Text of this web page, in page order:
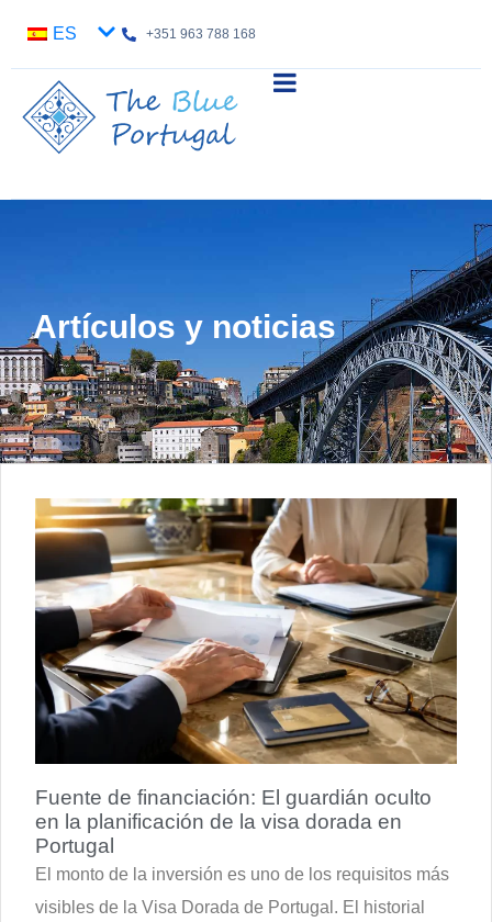
ES +351 963 788 168
Artículos y noticias
Fuente de financiación: El guardián oculto
en la planificación de la visa dorada en
Portugal
El monto de la inversión es uno de los requisitos más
visibles de la Visa Dorada de Portugal. El historial